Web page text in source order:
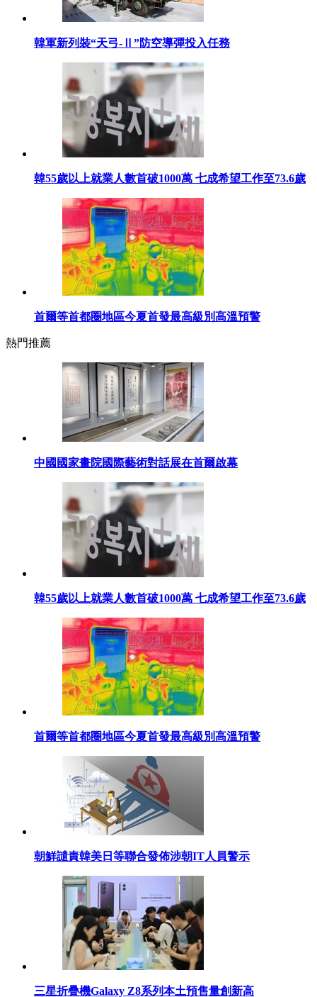
韓軍新列裝“天弓-Ⅱ”防空導彈投入任務
韓55歲以上就業人數首破1000萬 七成希望工作至73.6歲
首爾等首都圈地區今夏首發最高級別高溫預警
熱門推薦
中國國家畫院國際藝術對話展在首爾啟幕
韓55歲以上就業人數首破1000萬 七成希望工作至73.6歲
首爾等首都圈地區今夏首發最高級別高溫預警
朝鮮譴責韓美日等聯合發佈涉朝IT人員警示
三星折疊機Galaxy Z8系列本土預售量創新高